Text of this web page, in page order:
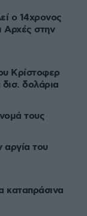
ο 14χρονος
Αρχές στην
Κρίστοφερ
δολάρια
τους
αργία του
καταπράσινα